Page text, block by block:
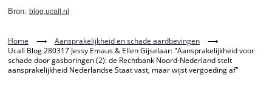
Bron: blog.ucall.nl
Home ⟶ Aansprakelijkheid en schade aardbevingen
⟶
Ucall Blog 280317 Jessy Emaus & Ellen Gijselaar: "Aansprakelijkheid voor
schade door gasboringen (2): de Rechtbank Noord-Nederland stelt
aansprakelijkheid Nederlandse Staat vast, maar wijst vergoeding af"